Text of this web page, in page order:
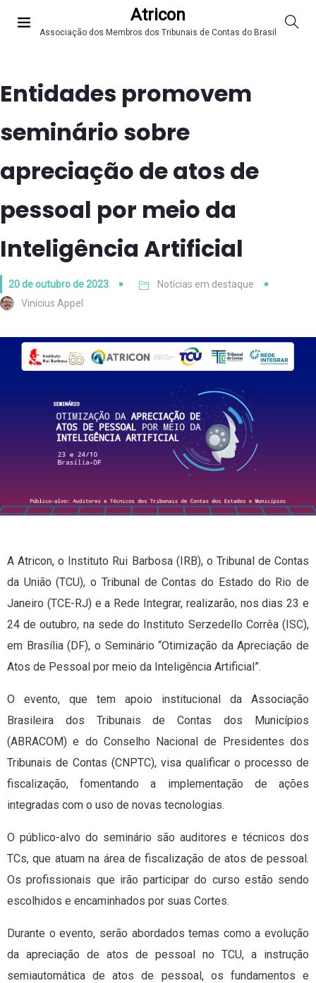
Atricon
Associação dos Membros dos Tribunais de Contas do Brasil
Entidades promovem
seminário sobre
apreciação de atos de
pessoal por meio da
Inteligência Artificial
20 de outubro de 2023
Notícias em destaque
Vinicius Appel
A Atricon, o Instituto Rui Barbosa (IRB), o Tribunal de Contas
da União (TCU), o Tribunal de Contas do Estado do Rio de
Janeiro (TCE-RJ) e a Rede Integrar, realizarão, nos dias 23 e
24 de outubro, na sede do Instituto Serzedello Corrêa (ISC),
em Brasília (DF), o Seminário “Otimização da Apreciação de
Atos de Pessoal por meio da Inteligência Artificial”.
O evento, que tem apoio institucional da Associação
Brasileira dos Tribunais de Contas dos Municípios
(ABRACOM) e do Conselho Nacional de Presidentes dos
Tribunais de Contas (CNPTC), visa qualificar o processo de
fiscalização, fomentando a implementação de ações
integradas com o uso de novas tecnologias.
O público-alvo do seminário são auditores e técnicos dos
TCs, que atuam na área de fiscalização de atos de pessoal.
Os profissionais que irão participar do curso estão sendo
escolhidos e encaminhados por suas Cortes.
Durante o evento, serão abordados temas como a evolução
da apreciação de atos de pessoal no TCU, a instrução
semiautomática de atos de pessoal, os fundamentos e